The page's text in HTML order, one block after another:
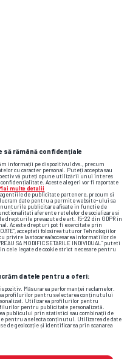
Nara
să rămână confidențiale
informații pe dispozitivul dvs., precum
cu caracter personal. Puteți accepta sau
vă puteți opune utilizării unui interes
Aceste alegeri vor fi raportate
multe detalii
de publicitate partenere, precum si
date pentru a permite website-ului sa
publicitare afisate in functie de
aferente retelelor de socializare si
drepturile prevazute de art. 15-22 din GDPR in
Aceste drepturi pot fi exercitate prin
acceptati folosirea tuturor Tehnologiilor
privire la stocarea/accesarea informatiilor de
SA MODIFIC SETARILE INDIVIDUAL” puteti
cele legate de cookie strict necesare pentru
datele pentru a oferi:
Măsurarea performanței reclamelor.
profilurilor pentru selectarea conținutului
Utilizarea profilurilor pentru
pentru publicitate personalizată.
publicului prin statistici sau combinații de
pentru a selecta conținutul. Utilizarea de date
de geolocație și identificarea prin scanarea